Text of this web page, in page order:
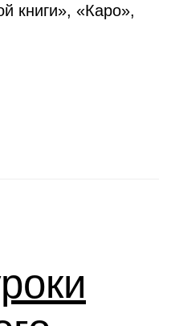
книги», «Каро»,